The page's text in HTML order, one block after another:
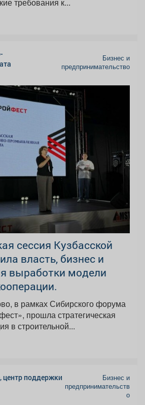
Бизнес и
предпринимательство
сессия Кузбасской
власть, бизнес и
выработки модели
в рамках Сибирского форума
прошла стратегическая
в строительной...
центр поддержки
Бизнес и
предпринимательств
о